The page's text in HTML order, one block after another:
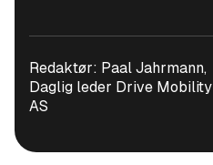
Redaktør: Paal Jahrmann,
Daglig leder Drive Mobility
AS